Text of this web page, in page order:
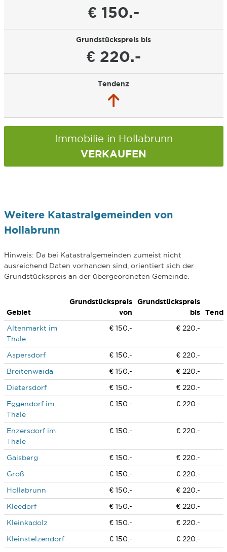
€ 150.-
Grundstückspreis bis
€ 220.-
Tendenz
Immobilie in Hollabrunn
VERKAUFEN
Weitere Katastralgemeinden von
Hollabrunn
Hinweis: Da bei Katastralgemeinden zumeist nicht
ausreichend Daten vorhanden sind, orientiert sich der
Grundstückspreis an der übergeordneten Gemeinde.
Gebiet
Grundstückspreis
von
Grundstückspreis
bis
Altenmarkt im
Thale
€ 150.- € 220.-
Aspersdorf € 150.-
€ 220.-
Breitenwaida
€ 150.-
€ 220.-
Dietersdorf
€ 150.-
€ 220.-
Eggendorf im
Thale
€ 150.- € 220.-
Enzersdorf im
Thale
€ 150.- € 220.-
Gaisberg € 150.-
€ 220.-
Groß
€ 150.-
€ 220.-
Hollabrunn
€ 150.-
€ 220.-
Kleedorf
€ 150.-
€ 220.-
Kleinkadolz
€ 150.-
€ 220.-
Kleinstelzendorf
€ 150.-
€ 220.-